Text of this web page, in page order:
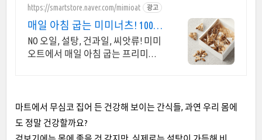
https://smartstore.naver.com/mimioat 광고
매일 아침 굽는 미미너츠! 100%
햇 견과류
NO 오일, 설탕, 건과일, 씨앗류! 미미
오트에서 매일 아침 굽는 프리미엄
마트에서 무심코 집어 든 건강해 보이는 간식들, 과연 우리 몸에
도 정말 건강할까요?